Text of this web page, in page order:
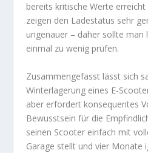
bereits kritische Werte
zeigen den Ladestatus sehr
ungenauer – daher sollte man
einmal zu wenig prüfen.
Zusammengefasst lässt sich
Winterlagerung eines E-
aber erfordert konsequentes
Bewusstsein für die
seinen Scooter einfach mit
Garage stellt und vier Monate